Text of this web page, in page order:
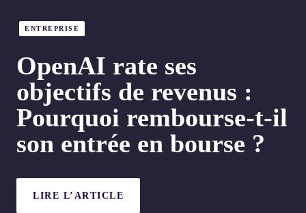
ENTREPRISE
OpenAI rate ses
objectifs de revenus :
Pourquoi rembourse-t-il
son entrée en bourse ?
LIRE L’ARTICLE